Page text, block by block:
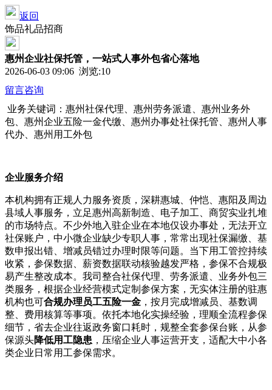
返回
饰品礼品招商
惠州企业社保托管，一站式人事外包省心落地
2026-06-03 09:06 浏览:10
留言咨询
业务关键词：惠州社保代理、惠州劳务派遣、惠州业务外
包、惠州企业五险一金代缴、惠州办事处社保托管、惠州人事
代办、惠州用工外包
企业服务介绍
本机构拥有正规人力服务资质，深耕惠城、仲恺、惠阳及周边
县域人事服务，立足惠州高新制造、电子加工、商贸实业扎堆
的市场特点。不少外地入驻企业在本地仅设办事处，无法开立
社保账户，中小微企业缺少专职人事，常常出现社保漏缴、基
数申报出错、增减员错过办理时限等问题。当下用工管控持续
收紧，参保数据、薪资数据联动核验越发严格，参保不合规极
易产生整改成本。我司整合社保代理、劳务派遣、业务外包三
类服务，根据企业经营模式定制参保方案，无实体注册的驻惠
机构也可合规办理员工五险一金 ，按月完成增减员、基数调
整、费用核算等事项。依托本地化实操经验，理顺全流程参保
细节，省去企业往返政务窗口耗时，规整全套参保台账，从参
保源头降低用工隐患 ，压缩企业人事运营开支，适配大中小各
类企业日常用工参保需求。